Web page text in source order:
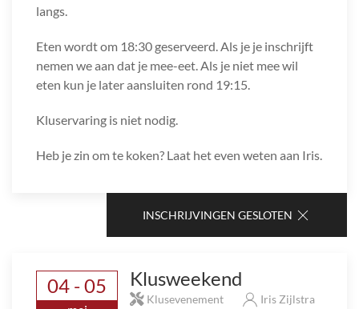
langs.
Eten wordt om 18:30 geserveerd. Als je je inschrijft
nemen we aan dat je mee-eet. Als je niet mee wil
eten kun je later aansluiten rond 19:15.
Kluservaring is niet nodig.
Heb je zin om te koken? Laat het even weten aan Iris.
INSCHRIJVINGEN GESLOTEN
04 - 05 Klusweekend
Klusevenement Iris Zijlstra